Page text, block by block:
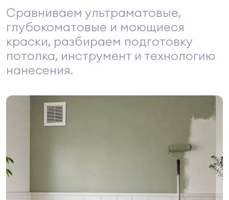
Сравниваем ультраматовые,
глубокоматовые и моющиеся
краски, разбираем подготовку
потолка, инструмент и технологию
нанесения.